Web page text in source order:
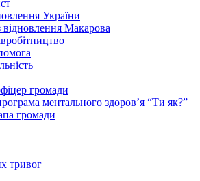
України
Макарова
громади
ментального здоров’я “Ти як?”
громади
тривог